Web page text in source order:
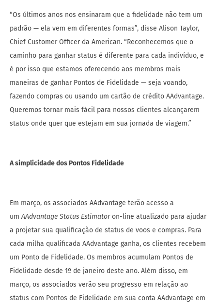
“Os últimos anos nos ensinaram que a fidelidade não tem um
padrão — ela vem em diferentes formas”, disse Alison Taylor,
Chief Customer Officer da American. “Reconhecemos que o
caminho para ganhar status é diferente para cada indivíduo, e
é por isso que estamos oferecendo aos membros mais
maneiras de ganhar Pontos de Fidelidade — seja voando,
fazendo compras ou usando um cartão de crédito AAdvantage.
Queremos tornar mais fácil para nossos clientes alcançarem
status onde quer que estejam em sua jornada de viagem.”
A simplicidade dos Pontos Fidelidade
Em março, os associados AAdvantage terão acesso a
umAAdvantage Status Estimatoron-line atualizado para ajudar
a projetar sua qualificação de status de voos e compras. Para
cada milha qualificada AAdvantage ganha, os clientes recebem
um Ponto de Fidelidade. Os membros acumulam Pontos de
Fidelidade desde 1º de janeiro deste ano. Além disso, em
março, os associados verão seu progresso em relação ao
status com Pontos de Fidelidade em sua conta AAdvantage em